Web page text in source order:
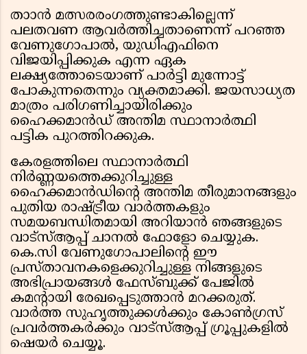
താാൻ മത്സരരംഗത്തുണ്ടാകില്ലെന്ന്
പലതവണ ആവർത്തിച്ചതാണെന്ന് പറഞ്ഞ
വേണുഗോപാൽ, യുഡിഎഫിനെ
വിജയിപ്പിക്കുക എന്ന ഏക
ലക്ഷ്യത്തോടെയാണ് പാർട്ടി മുന്നോട്ട്
പോകുന്നതെന്നും വ്യക്തമാക്കി. ജയസാധ്യത
മാത്രം പരിഗണിച്ചായിരിക്കും
ഹൈക്കമാൻഡ് അന്തിമ സ്ഥാനാർത്ഥി
പട്ടിക പുറത്തിറക്കുക.
കേരളത്തിലെ സ്ഥാനാർത്ഥി
നിർണ്ണയത്തെക്കുറിച്ചുള്ള
ഹൈക്കമാൻഡിന്റെ അന്തിമ തീരുമാനങ്ങളും
പുതിയ രാഷ്ട്രീയ വാർത്തകളും
സമയബന്ധിതമായി അറിയാൻ ഞങ്ങളുടെ
വാട്സ്ആപ്പ് ചാനൽ ഫോളോ ചെയ്യുക.
കെ.സി വേണുഗോപാലിന്റെ ഈ
പ്രസ്താവനകളെക്കുറിച്ചുള്ള നിങ്ങളുടെ
അഭിപ്രായങ്ങൾ ഫേസ്ബുക്ക് പേജിൽ
കമന്റായി രേഖപ്പെടുത്താൻ മറക്കരുത്.
വാർത്ത സുഹൃത്തുക്കൾക്കും കോൺഗ്രസ്
പ്രവർത്തകർക്കും വാട്സ്ആപ്പ് ഗ്രൂപ്പുകളിൽ
ഷെയർ ചെയ്യൂ.